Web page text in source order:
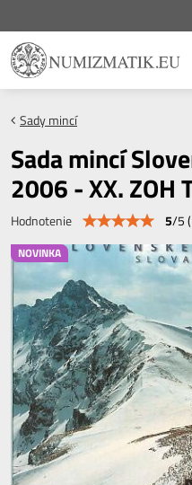
NOVINKA
Sady mincí
Sada mincí
2006 - XX. ZOH
Hodnotenie 5/5(